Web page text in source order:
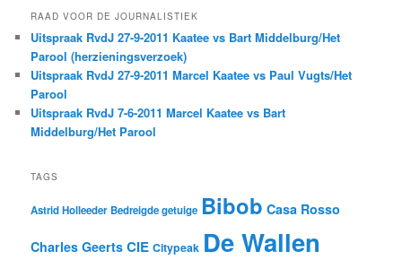
RAAD VOOR DE JOURNALISTIEK
Uitspraak RvdJ 27-9-2011 Kaatee vs Bart Middelburg/Het
Parool (herzieningsverzoek)
Uitspraak RvdJ 27-9-2011 Marcel Kaatee vs Paul Vugts/Het
Parool
Uitspraak RvdJ 7-6-2011 Marcel Kaatee vs Bart
Middelburg/Het Parool
TAGS
Astrid Holleeder Bedreigde getuige Bibob Casa Rosso
Charles Geerts CIE Citypeak De Wallen